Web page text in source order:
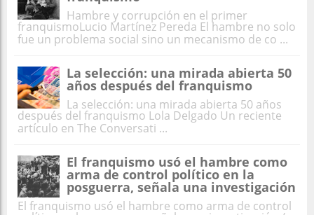
Hambre y corrupción en el primer
franquismoLucio Martínez Pereda El hambre no solo
fue un problema social sino un mecanismo de co ...
La selección: una mirada abierta 50
años después del franquismo
La selección: una mirada abierta 50 años
después del franquismo Lola Delgado Un reciente
artículo en The Conversati ...
El franquismo usó el hambre como
arma de control político en la
posguerra, señala una investigación
El franquismo usó el hambre como arma de control